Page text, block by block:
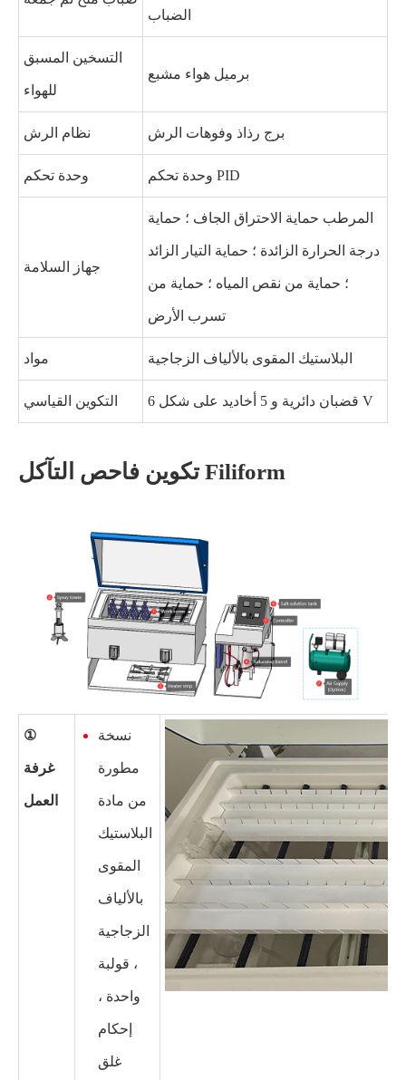
الضباب
التسخين المسبق
للهواء
برميل هواء مشبع
نظام الرش برج رذاذ وفوهات الرش
وحدة تحكم وحدة تحكم PID
جهاز السلامة
المرطب حماية الاحتراق الجاف ؛ حماية
درجة الحرارة الزائدة ؛ حماية التيار الزائد
؛ حماية من نقص المياه ؛ حماية من
تسرب الأرض
مواد البلاستيك المقوى بالألياف الزجاجية
التكوين القياسي 6 قضبان دائرية و 5 أخاديد على شكل V
تكوين فاحص التآكل Filiform
①
غرفة
العمل
نسخة
مطورة
من مادة
البلاستيك
المقوى
بالألياف
الزجاجية
، قولبة
واحدة ،
إحكام
غلق